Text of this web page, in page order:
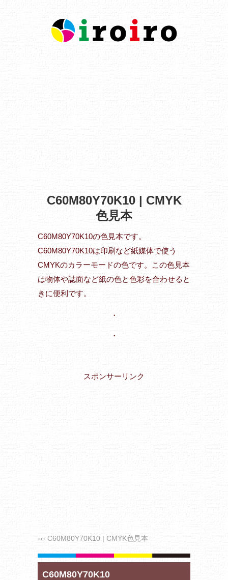
C60M80Y70K10 | CMYK
色見本
C60M80Y70K10の色見本です。
C60M80Y70K10は印刷など紙媒体で使う
CMYKのカラーモードの色です。この色見本
は物体や誌面など紙の色と色彩を合わせると
きに便利です。
・
・
スポンサーリンク
››› C60M80Y70K10 | CMYK色見本
C60M80Y70K10